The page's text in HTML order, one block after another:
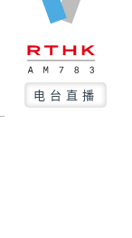
电台直播